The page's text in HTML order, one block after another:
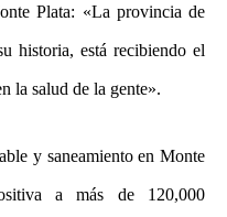
Plata: «La provincia de
historia, está recibiendo el
la salud de la gente».
y saneamiento en Monte
a más de 120,000